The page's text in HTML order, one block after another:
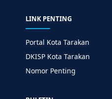
LINK PENTING
Portal Kota Tarakan
DKISP Kota Tarakan
Nomor Penting